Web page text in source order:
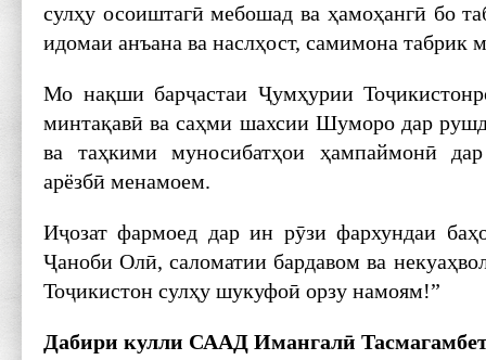
сулҳу осоиштагӣ мебошад ва ҳамоҳангӣ бо
идомаи анъана ва наслҳост, самимона табрик
Мо нақши барҷастаи Ҷумҳурии
минтақавӣ ва саҳми шахсии Шуморо дар
ва таҳкими муносибатҳои ҳампаймонӣ
арёзбӣ менамоем.
Иҷозат фармоед дар ин рӯзи фархундаи
Ҷаноби Олӣ, саломатии бардавом ва
Тоҷикистон сулҳу шукуфоӣ орзу намоям!”
Дабири кулли СААД Имангалӣ